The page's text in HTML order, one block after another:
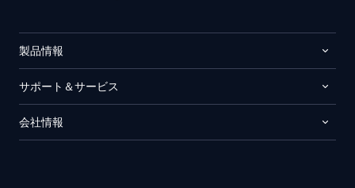
製品情報
サポート＆サービス
会社情報